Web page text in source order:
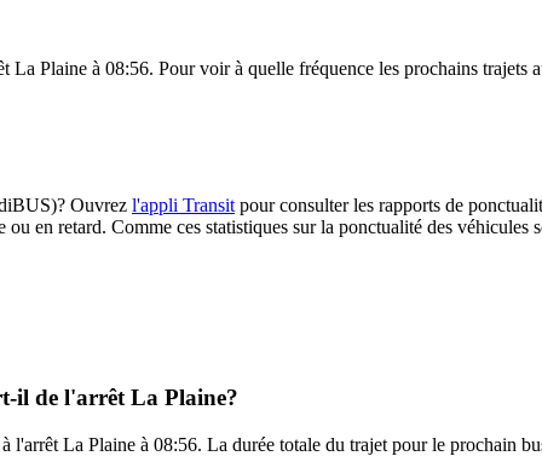
Plaine à 08:56. Pour voir à quelle fréquence les prochains trajets
Ouvrez l'appli Transit pour consulter les rapports de
en retard. Comme ces statistiques sur la ponctualité des véhicules
il de l'arrêt La Plaine?
l'arrêt La Plaine à 08:56. La durée totale du trajet pour le prochain